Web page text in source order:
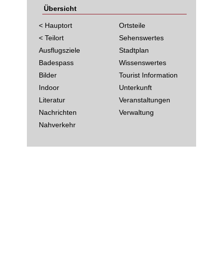
Übersicht
< Hauptort
< Teilort
Ausflugsziele
Badespass
Bilder
Indoor
Literatur
Nachrichten
Nahverkehr
Ortsteile
Sehenswertes
Stadtplan
Wissenswertes
Tourist Information
Unterkunft
Veranstaltungen
Verwaltung